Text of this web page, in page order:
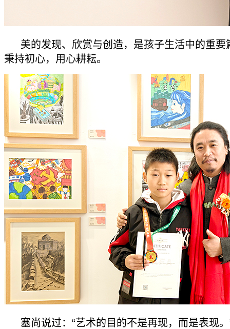
美的发现、欣赏与创造，是孩子生活中的重要
秉持初心，用心耕耘。
塞尚说过：“艺术的目的不是再现，而是表现